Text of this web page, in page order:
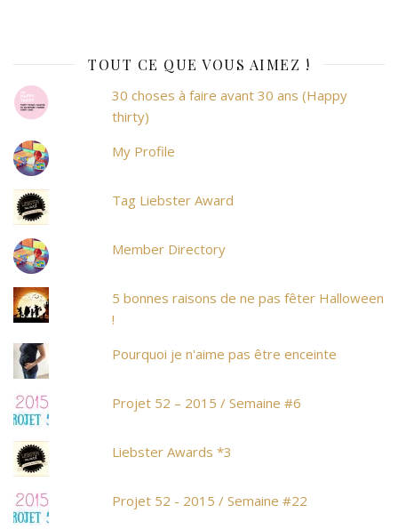
TOUT CE QUE VOUS AIMEZ !
30 choses à faire avant 30 ans (Happy
thirty)
My Profile
Tag Liebster Award
Member Directory
5 bonnes raisons de ne pas fêter Halloween
!
Pourquoi je n'aime pas être enceinte
Projet 52 – 2015 / Semaine #6
Liebster Awards *3
Projet 52 - 2015 / Semaine #22